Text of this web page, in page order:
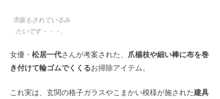
市販もされているみ
たいです・・・。
女優・ 松居一代さんが考案された、 爪楊枝や細い棒に布を巻
き付けて輪ゴムでくくるお掃除アイテム。
これ実は、玄関の格子ガラスやこまかい模様が施された建具